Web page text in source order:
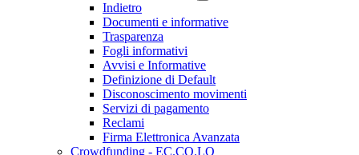
Indietro
Documenti e informative
Trasparenza
Fogli informativi
Avvisi e Informative
Definizione di Default
Disconoscimento movimenti
Servizi di pagamento
Reclami
Firma Elettronica Avanzata
Crowdfunding - EC.CO.LO